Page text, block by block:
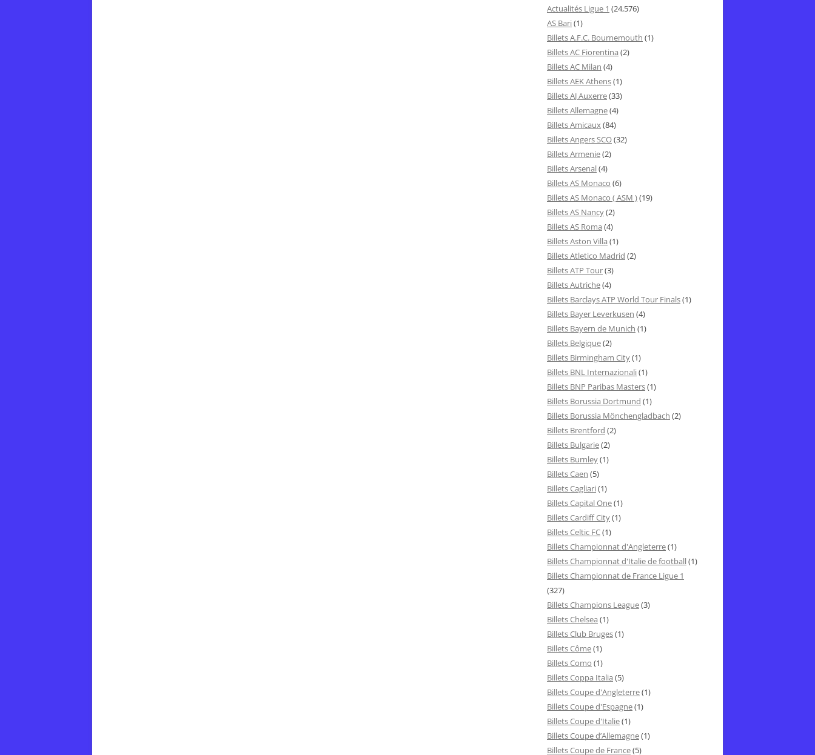
Actualités Ligue 1 (24,576)
AS Bari(1)
Billets A.F.C. Bournemouth (1)
Billets AC Fiorentina (2)
Billets AC Milan (4)
Billets AEK Athens(1)
Billets AJ Auxerre(33)
Billets Allemagne(4)
Billets Amicaux(84)
Billets Angers SCO(32)
Billets Armenie(2)
Billets Arsenal(4)
Billets AS Monaco (6)
Billets AS Monaco ( ASM )(19)
Billets AS Nancy(2)
Billets AS Roma (4)
Billets Aston Villa (1)
Billets Atletico Madrid (2)
Billets ATP Tour(3)
Billets Autriche(4)
Billets Barclays ATP World Tour Finals(1)
Billets Bayer Leverkusen (4)
Billets Bayern de Munich (1)
Billets Belgique(2)
Billets Birmingham City(1)
Billets BNL Internazionali(1)
Billets BNP Paribas Masters(1)
Billets Borussia Dortmund (1)
Billets Borussia Mönchengladbach (2)
Billets Brentford (2)
Billets Bulgarie(2)
Billets Burnley(1)
Billets Caen (5)
Billets Cagliari(1)
Billets Capital One(1)
Billets Cardiff City(1)
Billets Celtic FC(1)
Billets Championnat d'Angleterre(1)
Billets Championnat d'Italie de football(1)
Billets Championnat de France Ligue 1
(327)
Billets Champions League(3)
Billets Chelsea (1)
Billets Club Bruges(1)
Billets Côme(1)
Billets Como (1)
Billets Coppa Italia (5)
Billets Coupe d'Angleterre(1)
Billets Coupe d'Espagne(1)
Billets Coupe d'Italie(1)
Billets Coupe d’Allemagne(1)
Billets Coupe de France(5)